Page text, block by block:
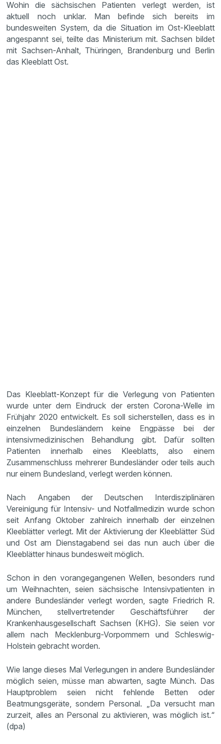
Wohin die sächsischen Patienten verlegt werden, ist
aktuell noch unklar. Man befinde sich bereits im
bundesweiten System, da die Situation im Ost-Kleeblatt
angespannt sei, teilte das Ministerium mit. Sachsen bildet
mit Sachsen-Anhalt, Thüringen, Brandenburg und Berlin
das Kleeblatt Ost.
Das Kleeblatt-Konzept für die Verlegung von Patienten
wurde unter dem Eindruck der ersten Corona-Welle im
Frühjahr 2020 entwickelt. Es soll sicherstellen, dass es in
einzelnen Bundesländern keine Engpässe bei der
intensivmedizinischen Behandlung gibt. Dafür sollten
Patienten innerhalb eines Kleeblatts, also einem
Zusammenschluss mehrerer Bundesländer oder teils auch
nur einem Bundesland, verlegt werden können.
Nach Angaben der Deutschen Interdisziplinären
Vereinigung für Intensiv- und Notfallmedizin wurde schon
seit Anfang Oktober zahlreich innerhalb der einzelnen
Kleeblätter verlegt. Mit der Aktivierung der Kleeblätter Süd
und Ost am Dienstagabend sei das nun auch über die
Kleeblätter hinaus bundesweit möglich.
Schon in den vorangegangenen Wellen, besonders rund
um Weihnachten, seien sächsische Intensivpatienten in
andere Bundesländer verlegt worden, sagte Friedrich R.
München, stellvertretender Geschäftsführer der
Krankenhausgesellschaft Sachsen (KHG). Sie seien vor
allem nach Mecklenburg-Vorpommern und Schleswig-
Holstein gebracht worden.
Wie lange dieses Mal Verlegungen in andere Bundesländer
möglich seien, müsse man abwarten, sagte Münch. Das
Hauptproblem seien nicht fehlende Betten oder
Beatmungsgeräte, sondern Personal. „Da versucht man
zurzeit, alles an Personal zu aktivieren, was möglich ist.“
(dpa)